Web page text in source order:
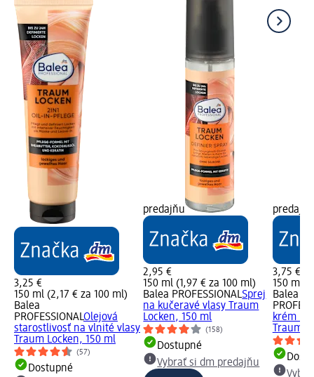
3,25 €
150 ml (2,17 € za 100 ml)
Balea
PROFESSIONALOlejová
starostlivosť na vlnité vlasy
Traum Locken, 150 ml
(57)
Dostupné
predajňu
2,95 €
150 ml (1,97 € za 100 ml)
Balea PROFESSIONALSprej
na kučeravé vlasy Traum
Locken, 150 ml
(158)
Dostupné
Vybrať si dm predajňu
predajňu
3,75 €
150 ml
Balea
krém na
Traum